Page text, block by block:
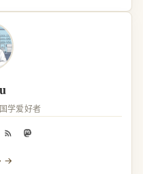
学爱好者
→